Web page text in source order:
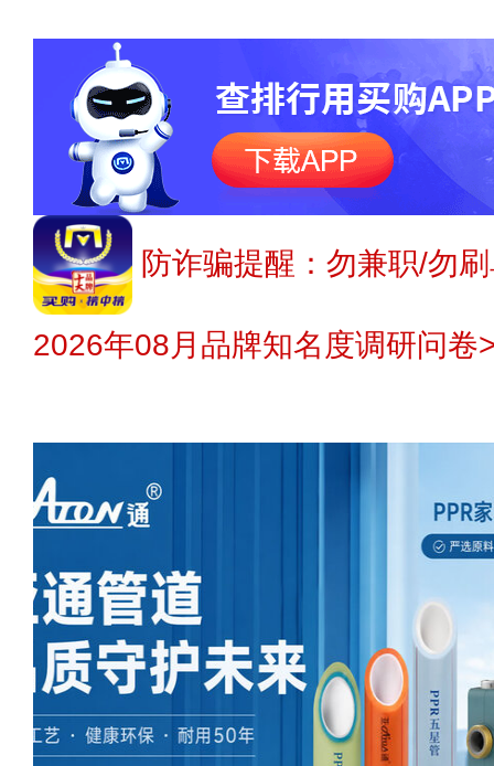
防诈骗提醒：勿兼职/勿
2026年08月品牌知名度调研问卷